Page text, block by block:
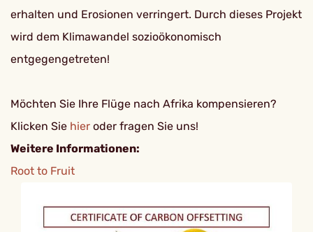
erhalten und Erosionen verringert. Durch dieses Projekt
wird dem Klimawandel sozioökonomisch
entgegengetreten!
Möchten Sie Ihre Flüge nach Afrika kompensieren?
Klicken Sie hier oder fragen Sie uns!
Weitere Informationen:
Root to Fruit